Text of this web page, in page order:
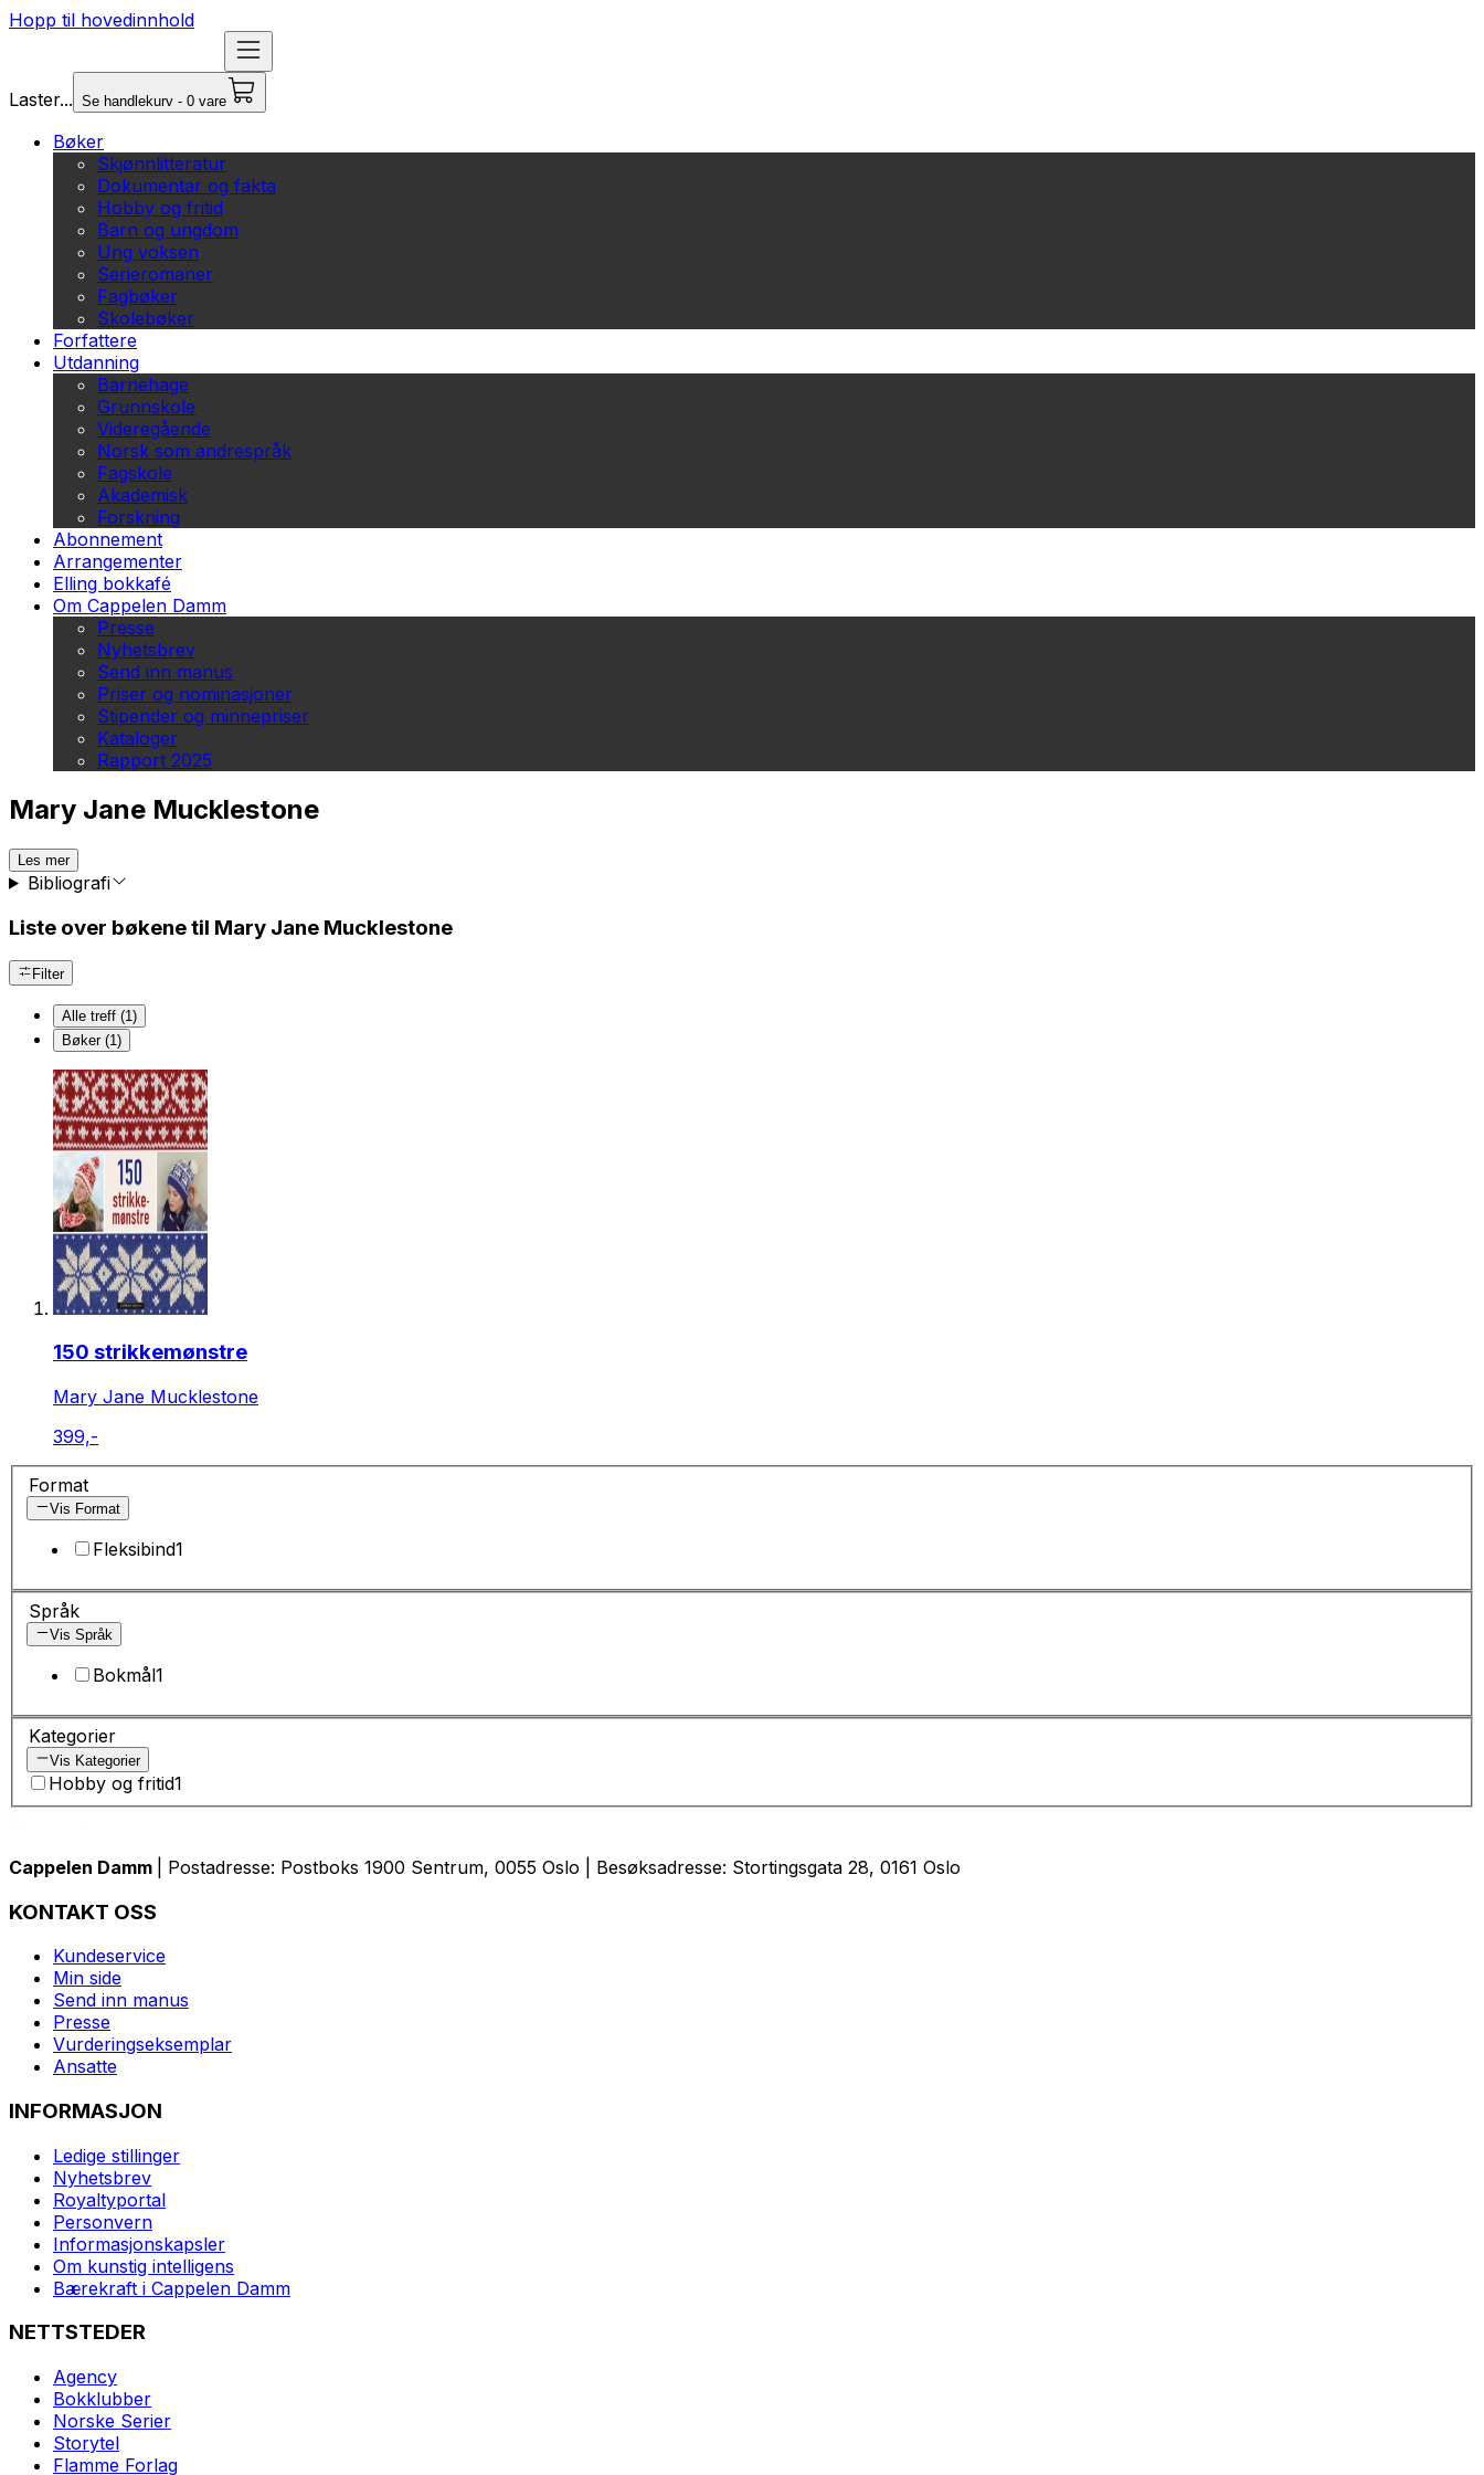
Hopp til hovedinnhold
Laster... Se handlekurv - 0 vare
Bøker
Skjønnlitteratur
Dokumentar og fakta
Hobby og fritid
Barn og ungdom
Ung voksen
Serieromaner
Fagbøker
Skolebøker
Forfattere
Utdanning
Barnehage
Grunnskole
Videregående
Norsk som andrespråk
Fagskole
Akademisk
Forskning
Abonnement
Arrangementer
Elling bokkafé
Om Cappelen Damm
Presse
Nyhetsbrev
Send inn manus
Priser og nominasjoner
Stipender og minnepriser
Kataloger
Rapport 2025
Mary Jane Mucklestone
Les mer
Bibliografi
Liste over bøkene til Mary Jane Mucklestone
Filter
Alle treff (1)
Bøker (1)
150 strikkemønstre
Mary Jane Mucklestone
399,-
Format
Vis Format
Fleksibind1
Språk
Vis Språk
Bokmål1
Kategorier
Vis Kategorier
Hobby og fritid1
Cappelen Damm | Postadresse: Postboks 1900 Sentrum, 0055 Oslo | Besøksadresse: Stortingsgata 28, 0161 Oslo
KONTAKT OSS
Kundeservice
Min side
Send inn manus
Presse
Vurderingseksemplar
Ansatte
INFORMASJON
Ledige stillinger
Nyhetsbrev
Royaltyportal
Personvern
Informasjonskapsler
Om kunstig intelligens
Bærekraft i Cappelen Damm
NETTSTEDER
Agency
Bokklubber
Norske Serier
Storytel
Flamme Forlag